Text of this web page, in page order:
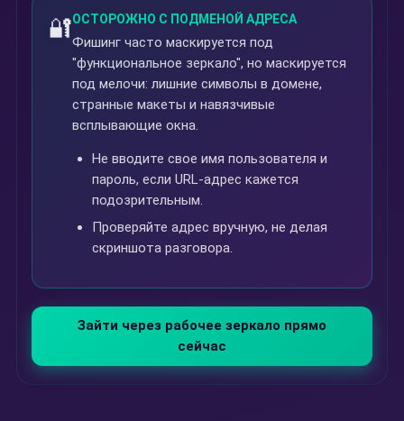
🔐ОСТОРОЖНО С ПОДМЕНОЙ АДРЕСА
Фишинг часто маскируется под
"функциональное зеркало", но маскируется
под мелочи: лишние символы в домене,
странные макеты и навязчивые
всплывающие окна.
Не вводите свое имя пользователя и
пароль, если URL-адрес кажется
подозрительным.
Проверяйте адрес вручную, не делая
скриншота разговора.
Зайти через рабочее зеркало прямо
сейчас